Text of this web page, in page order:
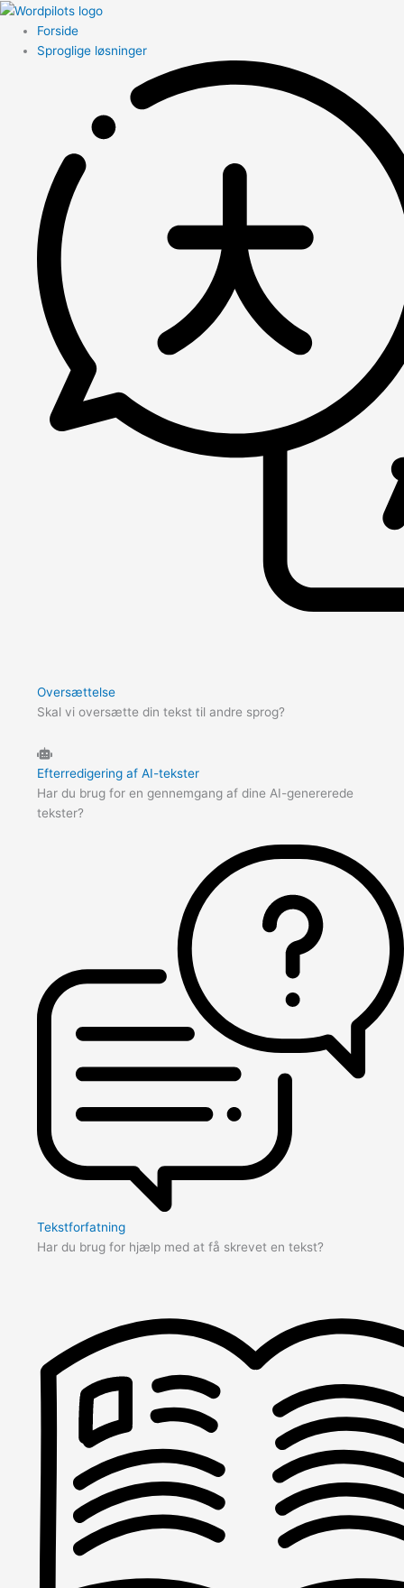
Forside
Sproglige løsninger
Oversættelse
Skal vi oversætte din tekst til andre sprog?
Efterredigering af AI-tekster
Har du brug for en gennemgang af dine AI-genererede
tekster?
Tekstforfatning
Har du brug for hjælp med at få skrevet en tekst?